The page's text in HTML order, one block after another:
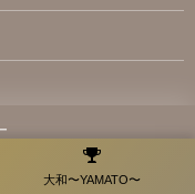
大和〜YAMATO〜